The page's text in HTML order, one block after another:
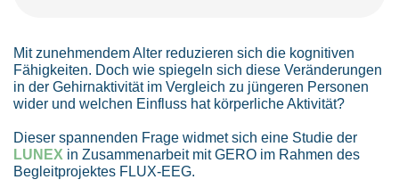
Mit zunehmendem Alter reduzieren sich die kognitiven
Fähigkeiten. Doch wie spiegeln sich diese Veränderungen
in der Gehirnaktivität im Vergleich zu jüngeren Personen
wider und welchen Einfluss hat körperliche Aktivität?
Dieser spannenden Frage widmet sich eine Studie der
LUNEX in Zusammenarbeit mit GERO im Rahmen des
Begleitprojektes FLUX-EEG.